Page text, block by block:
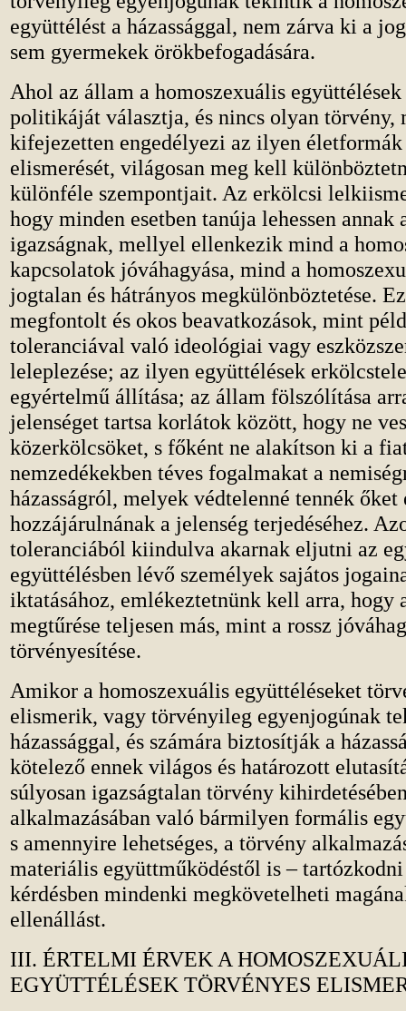
együttélést a házassággal, nem zárva ki a
sem gyermekek örökbefogadására.
Ahol az állam a homoszexuális
politikáját választja, és nincs olyan törvény,
kifejezetten engedélyezi az ilyen
elismerését, világosan meg kell
különféle szempontjait. Az erkölcsi
hogy minden esetben tanúja lehessen annak
igazságnak, mellyel ellenkezik mind a
kapcsolatok jóváhagyása, mind a
jogtalan és hátrányos megkülönböztetése.
megfontolt és okos beavatkozások, mint
toleranciával való ideológiai vagy
leleplezése; az ilyen együttélések
egyértelmű állítása; az állam fölszólítása
jelenséget tartsa korlátok között, hogy ne
közerkölcsöket, s főként ne alakítson ki a
nemzedékekben téves fogalmakat a
házasságról, melyek védtelenné tennék őket
hozzájárulnának a jelenség terjedéséhez.
toleranciából kiindulva akarnak eljutni az
együttélésben lévő személyek sajátos
iktatásához, emlékeztetnünk kell arra, hogy
megtűrése teljesen más, mint a rossz
törvényesítése.
Amikor a homoszexuális együttéléseket
elismerik, vagy törvényileg egyenjogúnak
házassággal, és számára biztosítják a
kötelező ennek világos és határozott
súlyosan igazságtalan törvény
alkalmazásában való bármilyen formális
s amennyire lehetséges, a törvény
materiális együttműködéstől is –
kérdésben mindenki megkövetelheti
ellenállást.
III. ÉRTELMI ÉRVEK A
EGYÜTTÉLÉSEK TÖRVÉNYES